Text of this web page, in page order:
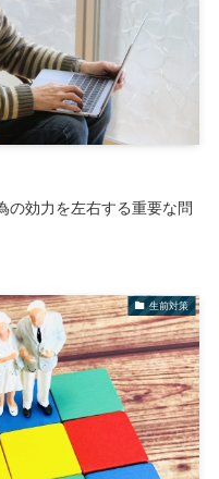
の効力を左右する重要な問
生前対策